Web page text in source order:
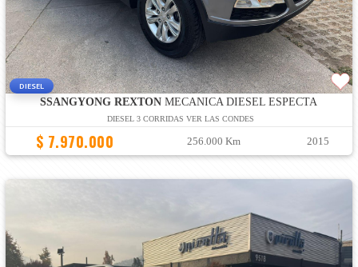
DIESEL
SSANGYONG REXTON MECANICA DIESEL ESPECTA
DIESEL 3 CORRIDAS VER LAS CONDES
$ 7.970.000 256.000 Km 2015